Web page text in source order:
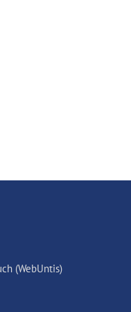
(WebUntis)